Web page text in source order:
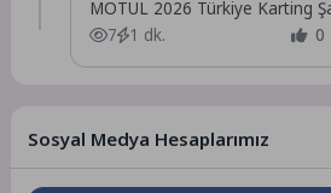
MOTUL 2026 Türkiye Karting
7
1 dk. 0
Sosyal Medya Hesaplarımız